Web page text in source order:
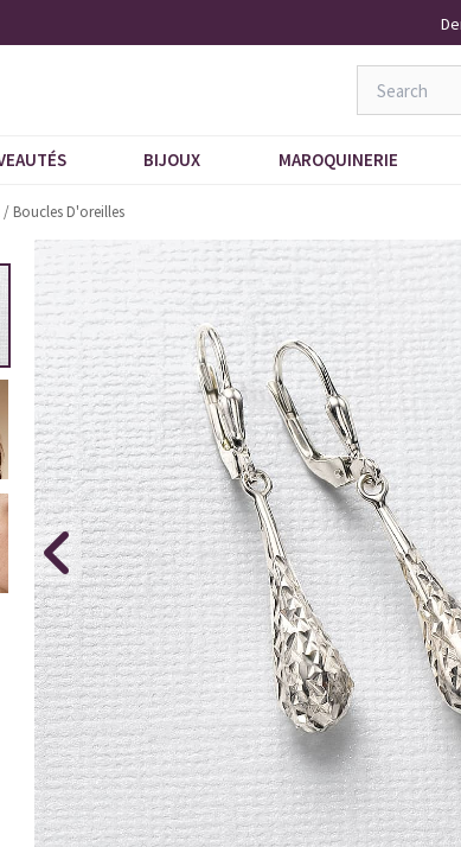
BIJOUX MAROQUINERIE
/ Boucles D'oreilles